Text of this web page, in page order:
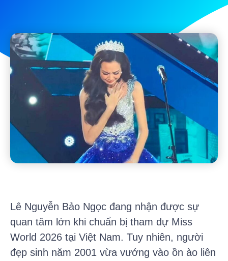
Lê Nguyễn Bảo Ngọc đang nhận được sự
quan tâm lớn khi chuẩn bị tham dự Miss
World 2026 tại Việt Nam. Tuy nhiên, người
đẹp sinh năm 2001 vừa vướng vào ồn ào liên